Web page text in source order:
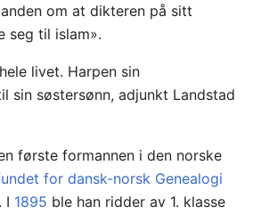
om at dikteren på sitt
seg til islam».
livet. Harpen sin
sin søstersønn, adjunkt Landstad
første formannen i den norske
for dansk-norsk Genealogi
. I 1895 ble han ridder av 1. klasse